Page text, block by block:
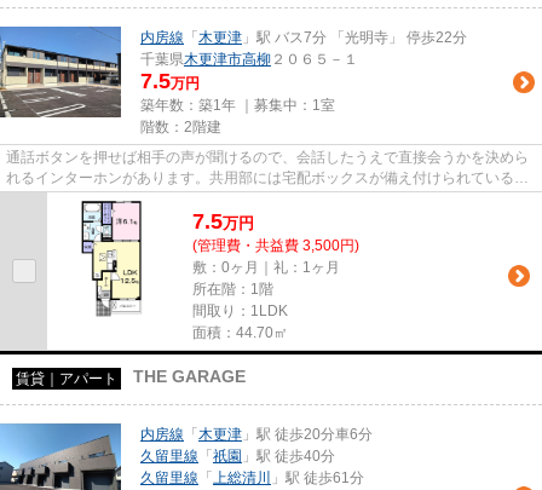
内房線 「 木更津 」駅 バス7分 「光明寺」 停歩22分
千葉県木更津市高柳 ２０６５－１
7.5万円
築年数：築1年 ｜募集中： 1室
階数：2階建
通話ボタンを押せば相手の声が聞けるので、会話したうえで直接会うかを決めら
れるインターホンがあります。共用部には宅配ボックスが備え付けられているた
め、好きなタイミングで荷物...
7.5万円
(管理費・共益費 3,500円)
敷：0ヶ月｜礼：1ヶ月
所在階：1階
間取り：1LDK
面積：44.70㎡
賃貸｜アパート THE GARAGE
内房線 「 木更津 」駅 徒歩20分車6分
久留里線 「 祇園 」駅 徒歩40分
久留里線 「 上総清川
」駅 徒歩61分